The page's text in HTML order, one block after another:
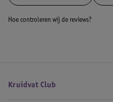
Hoe controleren wij de reviews?
Kruidvat Club